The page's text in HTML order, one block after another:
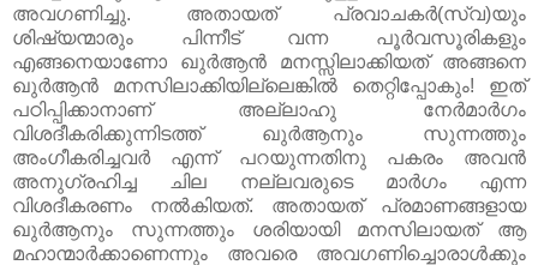
അവഗണിച്ചു. അതായത്‌ പ്രവാചകര്‍(സ്വ)യും
ശിഷ്യന്മാരും പിന്നീട്‌ വന്ന പൂര്‍വസൂരികളും
എങ്ങനെയാണോ ഖുര്‍ആന്‍ മനസ്സിലാക്കിയത്‌ അങ്ങനെ
ഖുര്‍ആന്‍ മനസിലാക്കിയില്ലെങ്കില്‍ തെറ്റിപ്പോകും! ഇത്‌
പഠിപ്പിക്കാനാണ്‌ അല്ലാഹു നേര്‍മാര്‍ഗം
വിശദീകരിക്കുന്നിടത്ത്‌ ഖുര്‍ആനും സുന്നത്തും
അംഗീകരിച്ചവര്‍ എന്ന് പറയുന്നതിനു പകരം അവന്‍
അനുഗ്രഹിച്ച ചില നല്ലവരുടെ മാര്‍ഗം എന്ന
വിശദീകരണം നല്‍കിയത്‌. അതായത്‌ പ്രമാണങ്ങളായ
ഖുര്‍ആനും സുന്നത്തും ശരിയായി മനസിലായത്‌ ആ
മഹാന്മാര്‍ക്കാണെന്നും അവരെ അവഗണിച്ചൊരാള്‍ക്കും